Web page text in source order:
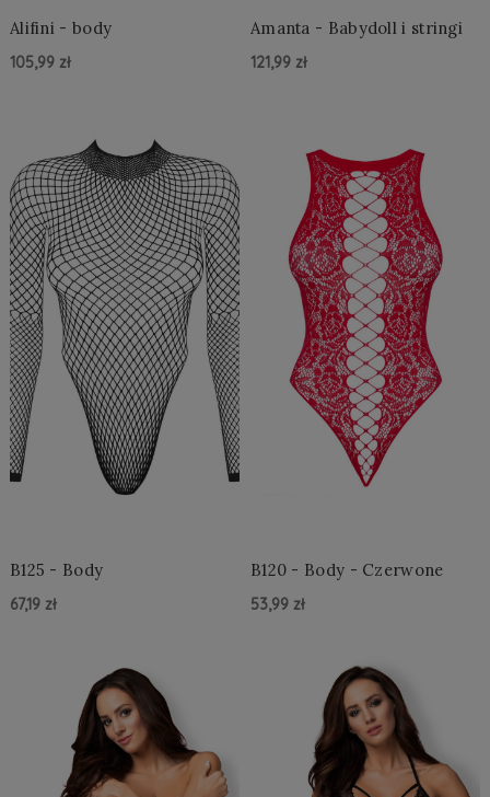
Alifini - body
105,99 zł
Amanta - Babydoll i stringi
121,99 zł
B125 - Body
67,19 zł
B120 - Body - Czerwone
53,99 zł